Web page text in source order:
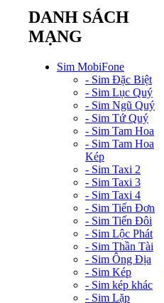
DANH SÁCH
MẠNG
Sim MobiFone
- Sim Đặc Biệt
- Sim Lục Quý
- Sim Ngũ Quý
- Sim Tứ Quý
- Sim Tam Hoa
- Sim Tam Hoa
Kép
- Sim Taxi 2
- Sim Taxi 3
- Sim Taxi 4
- Sim Tiến Đơn
- Sim Tiến Đôi
- Sim Lộc Phát
- Sim Thần Tài
- Sim Ông Địa
- Sim Kép
- Sim kép khác
- Sim Lặp